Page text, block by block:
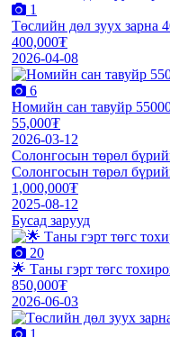
1
Төслийн дөл зуух зарна
400,000₮
2026-04-08
6
Номийн сан тавуйр
55,000₮
2026-03-12
Солонгосын төрөл
Солонгосын төрөл
1,000,000₮
2025-08-12
Бусад зарууд
20
🌟 Таны гэрт төгс
850,000₮
2026-06-03
1